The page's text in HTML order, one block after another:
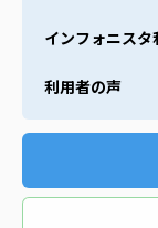
インフォニスタ
利用者の声